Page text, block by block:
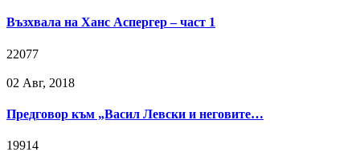
Възхвала на Ханс Аспергер – част 1
22077
02 Авг, 2018
Предговор към „Васил Левски и неговите…
19914